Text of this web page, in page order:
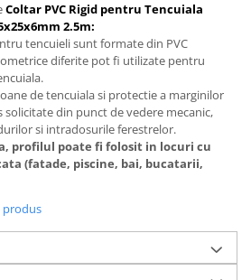
Aderență
Mortare
Coltar PVC Rigid pentru Tencuiala
2.5m:
tencuieli sunt formate din PVC
diferite pot fi utilizate pentru
de tencuiala si protectie a marginilor
din punct de vedere mecanic,
si intradosurile ferestrelor.
profilul poate fi folosit in locuri cu
(fatade, piscine, bai, bucatarii,